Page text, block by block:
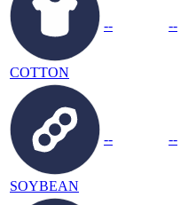
COTTON
-- --
SOYBEAN
-- --